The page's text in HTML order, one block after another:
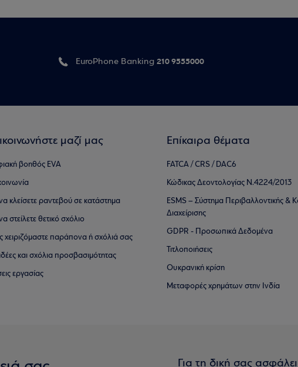
EuroPhone Banking 210 9555000
μαζί μας
βοηθός EVA
κλείσετε ραντεβού σε κατάστημα
στείλετε θετικό σχόλιο
χειριζόμαστε παράπονα ή σχόλιά σας
και σχόλια προσβασιμότητας
εργασίας
Επίκαιρα θέματα
FATCA / CRS / DAC6
Κώδικας Δεοντολογίας Ν.4224/2013
ESMS – Σύστημα Περιβαλλοντικής &
Διαχείρισης
GDPR - Προσωπικά Δεδομένα
Τιτλοποιήσεις
Ουκρανική κρίση
Μεταφορές χρημάτων στην Ινδία
Για τη δική σας